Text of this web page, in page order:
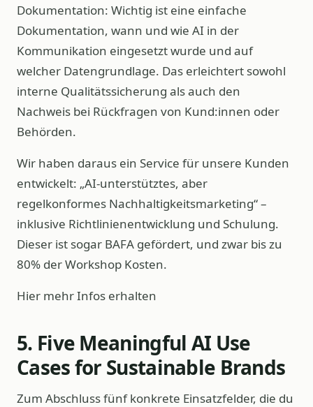
Dokumentation: Wichtig ist eine einfache
Dokumentation, wann und wie AI in der
Kommunikation eingesetzt wurde und auf
welcher Datengrundlage. Das erleichtert sowohl
interne Qualitätssicherung als auch den
Nachweis bei Rückfragen von Kund:innen oder
Behörden.
Wir haben daraus ein Service für unsere Kunden
entwickelt: „AI-unterstütztes, aber
regelkonformes Nachhaltigkeitsmarketing“ –
inklusive Richtlinienentwicklung und Schulung.
Dieser ist sogar BAFA gefördert, und zwar bis zu
80% der Workshop Kosten.
Hier mehr Infos erhalten
5. Five Meaningful AI Use
Cases for Sustainable Brands
Zum Abschluss fünf konkrete Einsatzfelder, die du